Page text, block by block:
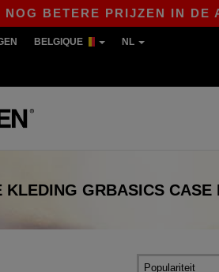
PRIJZEN IN DE APP!
BELGIQUE NL
KLEDING GRBASICS CASE